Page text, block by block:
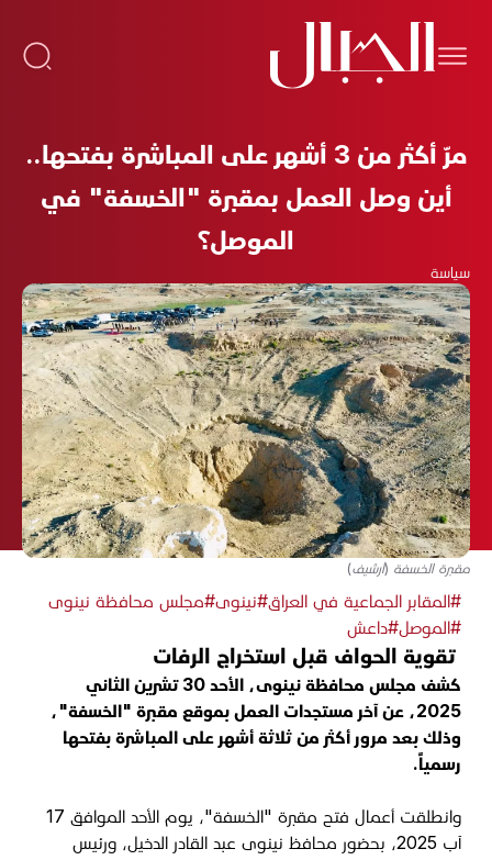
مرّ أكثر من 3 أشهر على المباشرة بفتحها..
أين وصل العمل بمقبرة "الخسفة" في
الموصل؟
سياسة
مقبرة الخسفة (أرشيف)
#المقابر الجماعية في العراق#نينوى#مجلس محافظة نينوى
#الموصل#داعش
تقوية الحواف قبل استخراج الرفات
كشف مجلس محافظة نينوى، الأحد 30 تشرين الثاني
2025، عن آخر مستجدات العمل بموقع مقبرة "الخسفة"،
وذلك بعد مرور أكثر من ثلاثة أشهر على المباشرة بفتحها
رسمياً.
وانطلقت أعمال فتح مقبرة "الخسفة"، يوم الأحد الموافق 17
آب 2025، بحضور محافظ نينوى عبد القادر الدخيل، ورئيس